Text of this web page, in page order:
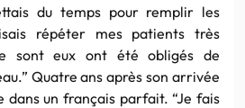
du temps pour remplir les
répéter mes patients très
sont eux ont été obligés de
Quatre ans après son arrivée
dans un français parfait. “Je fais